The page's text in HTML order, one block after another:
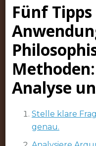
Fünf
Analyse
Stelle klare
genau.